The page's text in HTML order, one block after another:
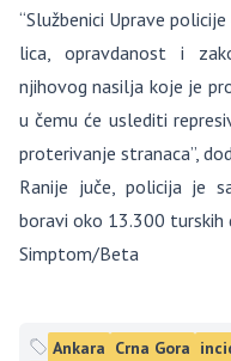
“Službenici Uprave
lica, opravdanost i
njihovog nasilja koje je
u čemu će uslediti
proterivanje stranaca”,
Ranije juče, policija je
boravi oko 13.300 turskih
Simptom/Beta
Ankara Crna Gora